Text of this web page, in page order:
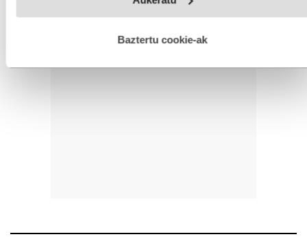
esplizitua ematen diguzu.Gehiago irakurri
Baztertu cookie-ak